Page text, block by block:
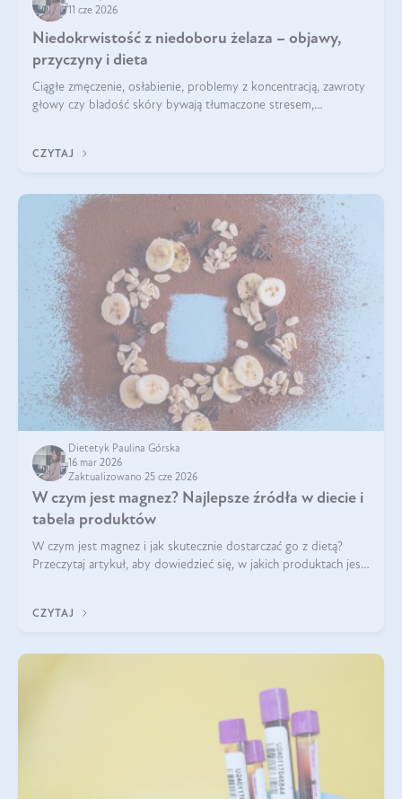
11 cze 2026
Niedokrwistość z niedoboru żelaza – objawy,
przyczyny i dieta
Ciągłe zmęczenie, osłabienie, problemy z koncentracją, zawroty
głowy czy bladość skóry bywają tłumaczone stresem,
CZYTAJ
Dietetyk Paulina Górska
16 mar 2026
Zaktualizowano 25 cze 2026
W czym jest magnez? Najlepsze źródła w diecie i
tabela produktów
W czym jest magnez i jak skutecznie dostarczać go z dietą?
Przeczytaj artykuł, aby dowiedzieć się, w jakich produktach jest
CZYTAJ